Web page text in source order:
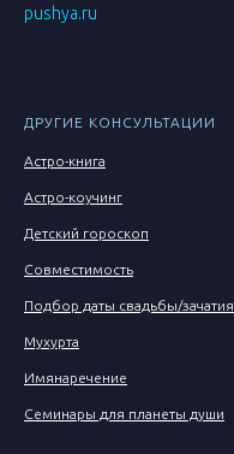
pushya.ru
ДРУГИЕ КОНСУЛЬТАЦИИ
Астро-книга
Астро-коучинг
Детский гороскоп
Совместимость
Подбор даты свадьбы/зачатия
Мухурта
Имянаречение
Семинары для планеты души